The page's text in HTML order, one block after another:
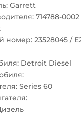
Garrett
714788-0002
23528045 /
Detroit Diesel
Series 60